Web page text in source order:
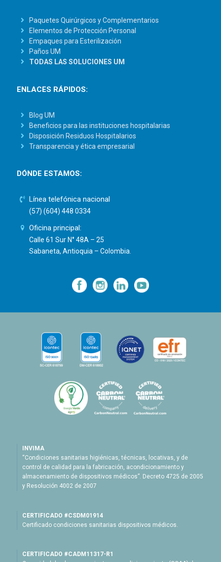
Paquetes Quirúrgicos y Complementarios
Elementos de Protección Personal
Empaques para Esterilización
Paños UM
TODAS LAS SOLUCIONES UM
ENLACES RÁPIDOS:
Blog UM
Beneficios para las instituciones hospitalarias
Disposición Residuos Hospitalarios
Transparencia y ética empresarial
DÓNDE ESTAMOS:
Línea telefónica nacional
(57) (604) 448 0334
Oficina principal:
Calle 61 Sur N° 48A – 25
Sabaneta, Antioquia – Colombia.
— — —
INVIMA
“Condiciones sanitarias higiénicas, técnicas, locativas, y de
control de calidad para la fabricación, acondicionamiento y
almacenamiento de dispositivos médicos”. Decreto 4725 de 2005
y Resolución 4002 de 2007
CERTIFICADO #CSDM01914
Certificado condiciones sanitarias dispositivos médicos.
CERTIFICADO #CADM11317-R1